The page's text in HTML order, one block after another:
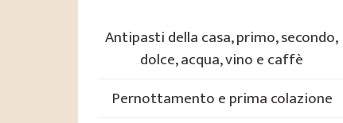
Antipasti della casa, primo, secondo,
dolce, acqua, vino e caffè
Pernottamento e prima colazione